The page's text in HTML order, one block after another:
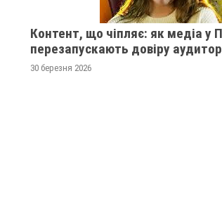
Контент, що чіпляє: як медіа у
перезапускають довіру
30 березня 2026